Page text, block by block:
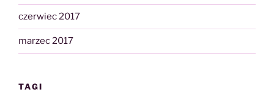
czerwiec 2017
marzec 2017
TAGI